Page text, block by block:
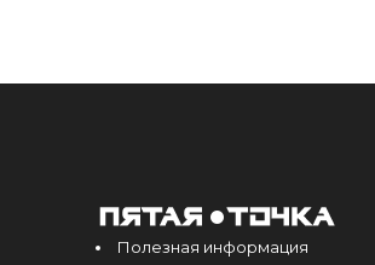
Полезная информация